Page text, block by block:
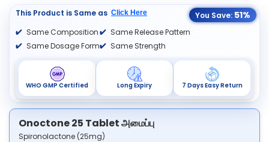
This Product is Same as Click Here You Save: 51%
Same Composition
Same Dosage Form
Same Release Pattern
Same Strength
WHO GMP Certified Long Expiry 7 Days Easy Return
Onoctone 25 Tablet அமைப்பு
Spironolactone (25mg)